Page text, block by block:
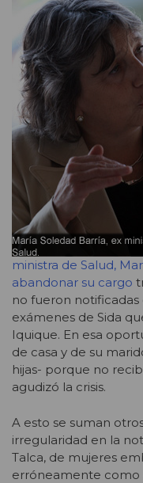
ministra de Salud,
abandonar su cargo
no fueron notificadas
exámenes de Sida
Iquique. En esa
de casa y de su
hijas- porque no
agudizó la crisis.
A esto se suman
irregularidad en la
Talca, de mujeres
erróneamente como